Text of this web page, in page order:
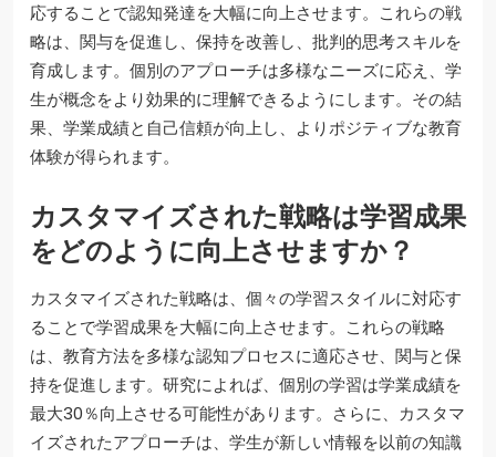
応することで認知発達を大幅に向上させます。これらの戦
略は、関与を促進し、保持を改善し、批判的思考スキルを
育成します。個別のアプローチは多様なニーズに応え、学
生が概念をより効果的に理解できるようにします。その結
果、学業成績と自己信頼が向上し、よりポジティブな教育
体験が得られます。
カスタマイズされた戦略は学習成果
をどのように向上させますか？
カスタマイズされた戦略は、個々の学習スタイルに対応す
ることで学習成果を大幅に向上させます。これらの戦略
は、教育方法を多様な認知プロセスに適応させ、関与と保
持を促進します。研究によれば、個別の学習は学業成績を
最大30％向上させる可能性があります。さらに、カスタマ
イズされたアプローチは、学生が新しい情報を以前の知識